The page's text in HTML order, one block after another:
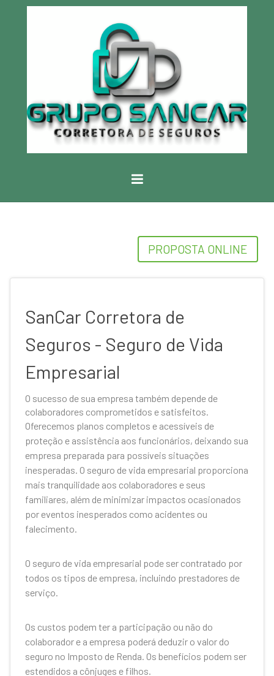
PROPOSTA ONLINE
SanCar Corretora de
Seguros - Seguro de Vida
Empresarial
O sucesso de sua empresa também depende de
colaboradores comprometidos e satisfeitos.
Oferecemos planos completos e acessíveis de
proteção e assistência aos funcionários, deixando sua
empresa preparada para possíveis situações
inesperadas. O seguro de vida empresarial proporciona
mais tranquilidade aos colaboradores e seus
familiares, além de minimizar impactos ocasionados
por eventos inesperados como acidentes ou
falecimento.
O seguro de vida empresarial pode ser contratado por
todos os tipos de empresa, incluindo prestadores de
serviço.
Os custos podem ter a participação ou não do
colaborador e a empresa poderá deduzir o valor do
seguro no Imposto de Renda. Os benefícios podem ser
estendidos a cônjuges e filhos.